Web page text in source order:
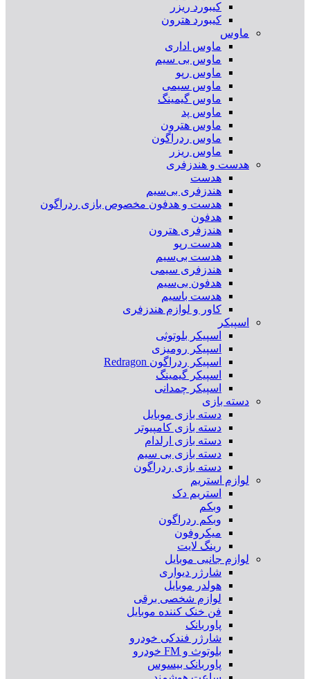
کیبورد ریزر
کیبورد هترون
ماوس
ماوس اداری
ماوس بی سیم
ماوس رپو
ماوس سیمی
ماوس گیمینگ
ماوس پد
ماوس هترون
ماوس ردراگون
ماوس ریزر
هدست و هندزفری
هدست
هندزفری بی‌سیم
هدست و هدفون مخصوص بازی ردراگون
هدفون
هندزفری هترون
هدست رپو
هدست بی‌سیم
هندزفری سیمی
هدفون بی‌سیم
هدست باسیم
کاور و لوازم هندزفری
اسپیکر
اسپیکر بلوتوثی
اسپیکر رومیزی
اسپیکر ردراگون Redragon
اسپیکر گیمینگ
اسپیکر چمدانی
دسته بازی
دسته بازی موبایل
دسته بازی کامپیوتر
دسته بازی ارلدام
دسته بازی بی سیم
دسته بازی ردراگون
لوازم استریم
استریم دک
وبکم
وبکم ردراگون
میکروفون
رینگ لایت
لوازم جانبی موبایل
شارژر دیواری
هولدر موبایل
لوازم شخصی برقی
فن خنک کننده موبایل
پاوربانک
شارژر فندکی خودرو
بلوتوث و FM خودرو
پاوربانک بیسوس